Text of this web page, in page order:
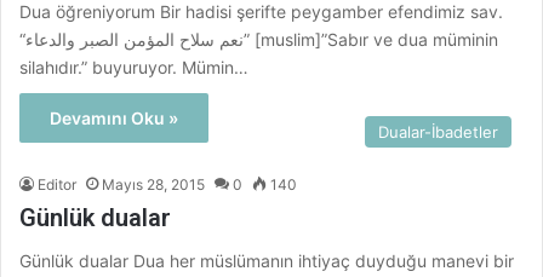
Dua öğreniyorum Bir hadisi şerifte peygamber efendimiz sav.
“نعم سلاح المؤمن الصبر والدعاء” [muslim]”Sabır ve dua müminin
silahıdır.” buyuruyor. Mümin…
Devamını Oku »
Dualar-İbadetler
Editor Mayıs 28, 2015 0 140
Günlük dualar
Günlük dualar Dua her müslümanın ihtiyaç duyduğu manevi bir